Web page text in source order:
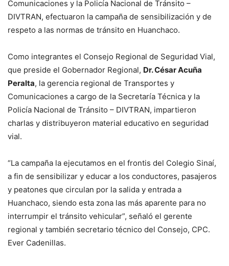
Comunicaciones y la Policía Nacional de Tránsito –
DIVTRAN, efectuaron la campaña de sensibilización y de
respeto a las normas de tránsito en Huanchaco.
Como integrantes el Consejo Regional de Seguridad Vial,
que preside el Gobernador Regional, Dr. César Acuña
Peralta, la gerencia regional de Transportes y
Comunicaciones a cargo de la Secretaría Técnica y la
Policía Nacional de Tránsito – DIVTRAN, impartieron
charlas y distribuyeron material educativo en seguridad
vial.
“La campaña la ejecutamos en el frontis del Colegio Sinaí,
a fin de sensibilizar y educar a los conductores, pasajeros
y peatones que circulan por la salida y entrada a
Huanchaco, siendo esta zona las más aparente para no
interrumpir el tránsito vehicular”, señaló el gerente
regional y también secretario técnico del Consejo, CPC.
Ever Cadenillas.